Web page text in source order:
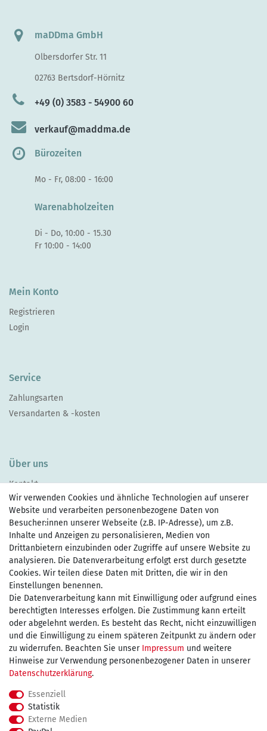
maDDma GmbH
Olbersdorfer Str. 11
02763 Bertsdorf-Hörnitz
+49 (0) 3583 - 54900 60
verkauf@maddma.de
Bürozeiten
Mo - Fr, 08:00 - 16:00
Warenabholzeiten
Di - Do, 10:00 - 15.30
Fr 10:00 - 14:00
Mein Konto
Registrieren
Login
Service
Zahlungsarten
Versandarten & -kosten
Über uns
Kontakt
Zahlen Sie bequem per
Wir versenden mit
kostenfreie Lieferung
innerhalb Deutschland ab 75€
Wir verwenden Cookies und ähnliche Technologien auf unserer
Website und verarbeiten personenbezogene Daten von
Besucher:innen unserer Webseite (z.B. IP-Adresse), um z.B.
Inhalte und Anzeigen zu personalisieren, Medien von
Drittanbietern einzubinden oder Zugriffe auf unsere Website zu
analysieren. Die Datenverarbeitung erfolgt erst durch gesetzte
Cookies. Wir teilen diese Daten mit Dritten, die wir in den
Einstellungen benennen.
Die Datenverarbeitung kann mit Einwilligung oder aufgrund eines
berechtigten Interesses erfolgen. Die Zustimmung kann erteilt
oder abgelehnt werden. Es besteht das Recht, nicht einzuwilligen
und die Einwilligung zu einem späteren Zeitpunkt zu ändern oder
zu widerrufen. Beachten Sie unser Impressum und weitere
Hinweise zur Verwendung personenbezogener Daten in unserer
Daten­schutz­erklärung.
Essenziell
Statistik
Externe Medien